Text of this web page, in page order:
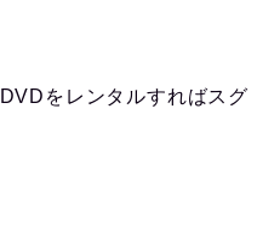
をレンタルすればスグ